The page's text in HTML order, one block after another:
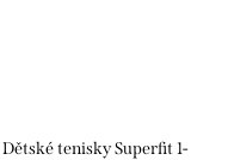
Dětské tenisky Superfit 1-